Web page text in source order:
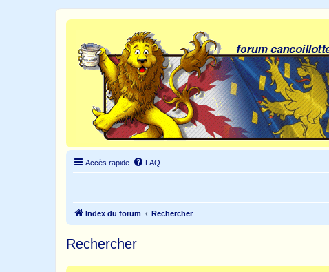
Accès rapide FAQ
Index du forum Rechercher
Rechercher